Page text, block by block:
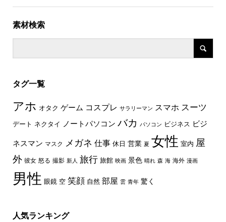
素材検索
タグ一覧
アホ オタク ゲーム コスプレ サラリーマン スマホ スーツ
デート ネクタイ ノートパソコン バカ パソコン ビジネス ビジ
ネスマン マスク メガネ 仕事 休日 営業 夏 女性 室内 屋
外 彼女 怒る 撮影 新人 旅行 旅館 映画 景色 晴れ 森 海 海外 漫画
男性 眼鏡 空 笑顔 自然 部屋 雲 青年 驚く
人気ランキング